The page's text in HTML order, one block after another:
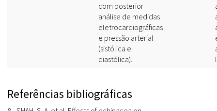
com posterior
análise de medidas
eletrocardiográficas
e pressão arterial
(sistólica e
diastólica).
Referências bibliográficas